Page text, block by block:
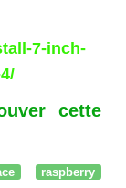
7-inch-
cette
raspberry